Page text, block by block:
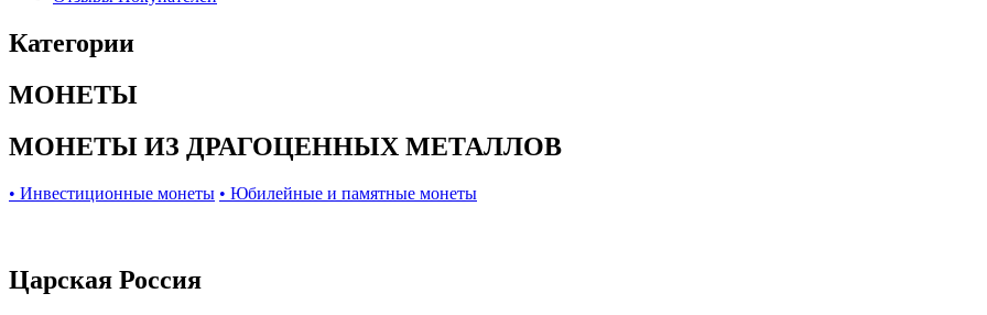
Категории
МОНЕТЫ
МОНЕТЫ ИЗ ДРАГОЦЕННЫХ МЕТАЛЛОВ
• Инвестиционные монеты • Юбилейные и памятные монеты
Царская Россия